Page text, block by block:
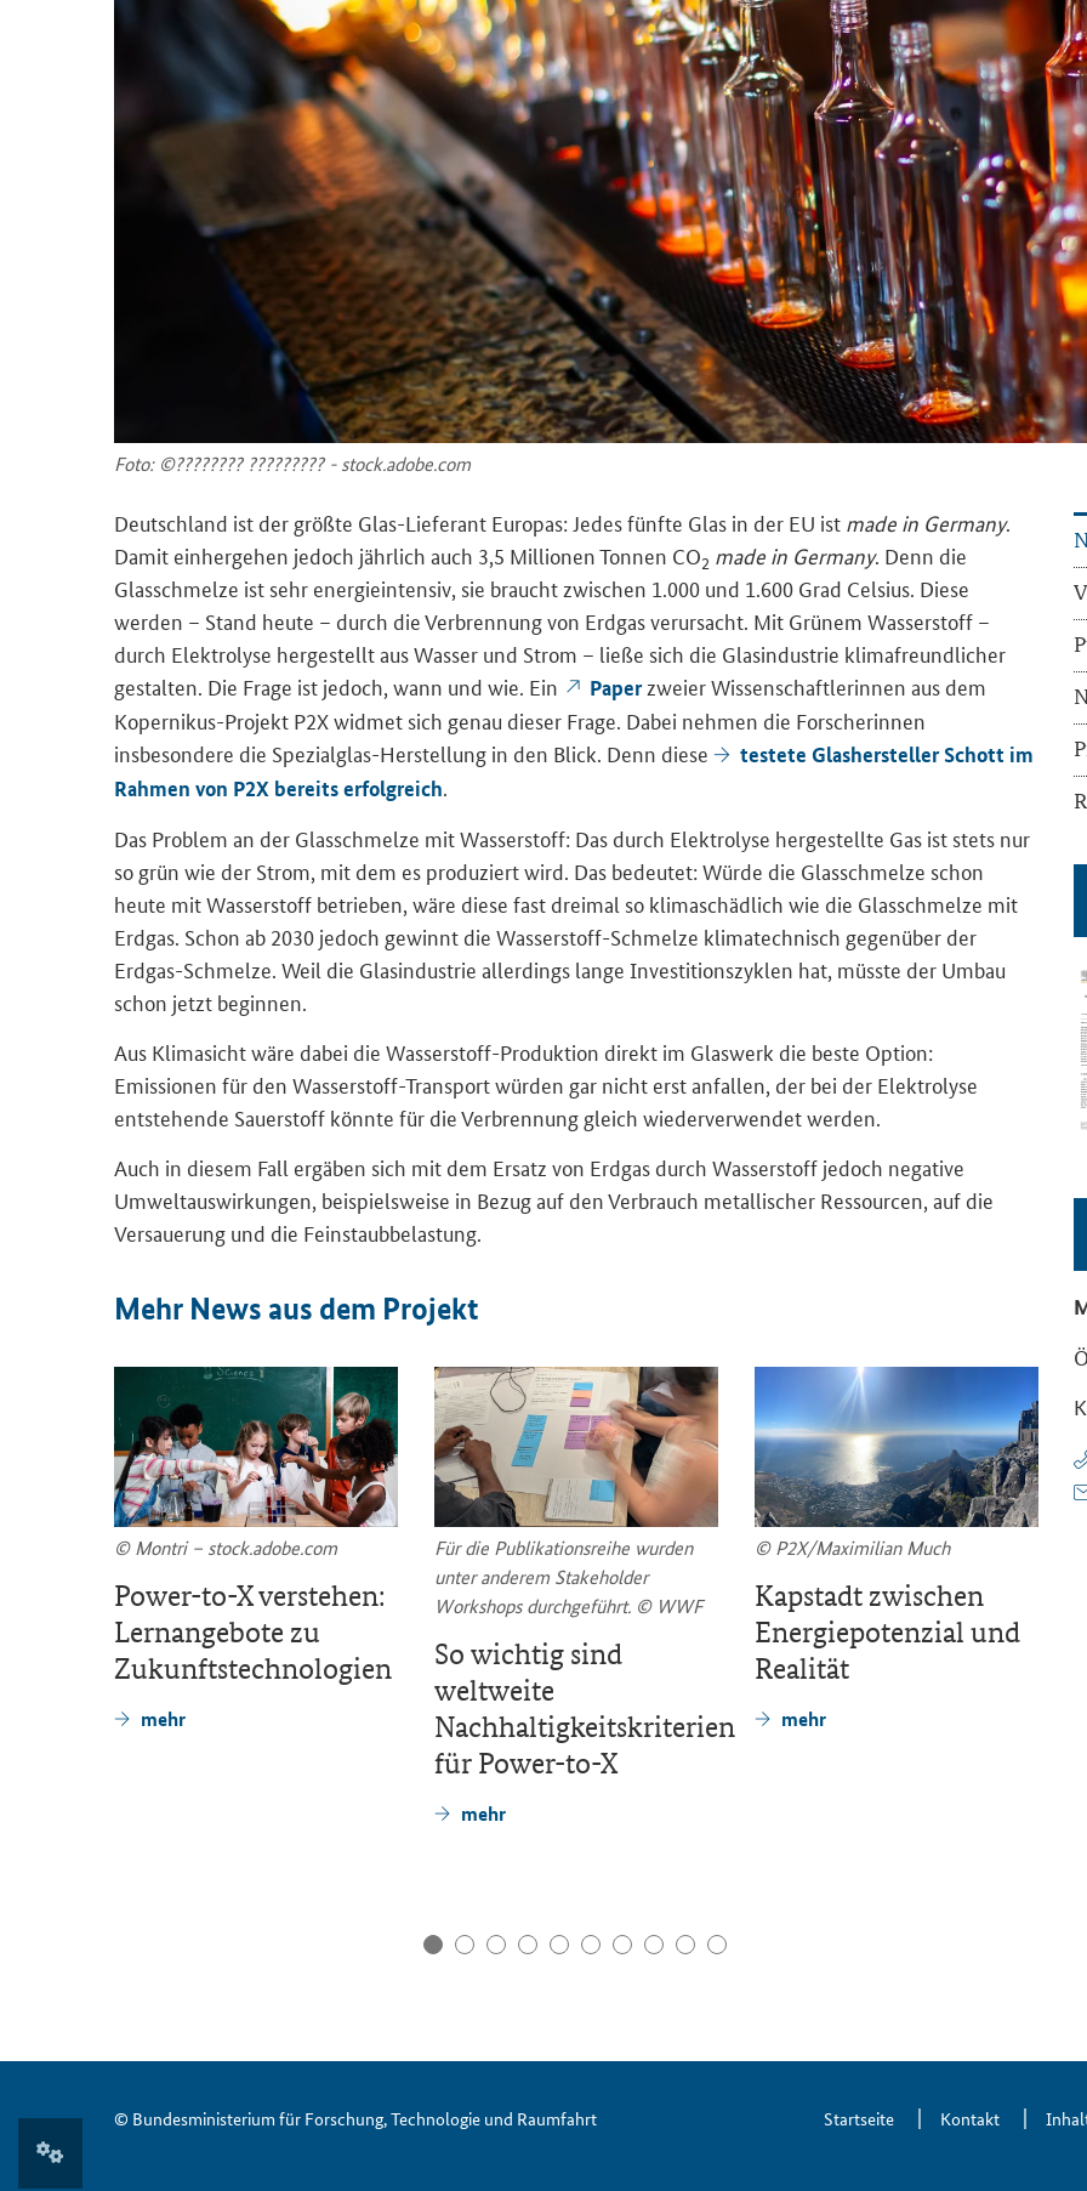
Foto: ©???????? ????????? - stock.adobe.com
Deutschland ist der größte Glas-Lieferant Europas: Jedes fünfte Glas in der EU ist made in Germany.
Damit einhergehen jedoch jährlich auch 3,5 Millionen Tonnen CO2 made in Germany. Denn die
Glasschmelze ist sehr energieintensiv, sie braucht zwischen 1.000 und 1.600 Grad Celsius. Diese
werden – Stand heute – durch die Verbrennung von Erdgas verursacht. Mit Grünem Wasserstoff –
durch Elektrolyse hergestellt aus Wasser und Strom – ließe sich die Glasindustrie klimafreundlicher
gestalten. Die Frage ist jedoch, wann und wie. Ein
Paperzweier Wissenschaftlerinnen aus dem
Kopernikus-Projekt P2X widmet sich genau dieser Frage. Dabei nehmen die Forscherinnen
insbesondere die Spezialglas-Herstellung in den Blick. Denn diese
testete Glashersteller Schott im
Rahmen von P2X bereits erfolgreich.
Das Problem an der Glasschmelze mit Wasserstoff: Das durch Elektrolyse hergestellte Gas ist stets nur
so grün wie der Strom, mit dem es produziert wird. Das bedeutet: Würde die Glasschmelze schon
heute mit Wasserstoff betrieben, wäre diese fast dreimal so klimaschädlich wie die Glasschmelze mit
Erdgas. Schon ab 2030 jedoch gewinnt die Wasserstoff-Schmelze klimatechnisch gegenüber der
Erdgas-Schmelze. Weil die Glasindustrie allerdings lange Investitionszyklen hat, müsste der Umbau
schon jetzt beginnen.
Aus Klimasicht wäre dabei die Wasserstoff-Produktion direkt im Glaswerk die beste Option:
Emissionen für den Wasserstoff-Transport würden gar nicht erst anfallen, der bei der Elektrolyse
entstehende Sauerstoff könnte für die Verbrennung gleich wiederverwendet werden.
Auch in diesem Fall ergäben sich mit dem Ersatz von Erdgas durch Wasserstoff jedoch negative
Umweltauswirkungen, beispielsweise in Bezug auf den Verbrauch metallischer Ressourcen, auf die
Versauerung und die Feinstaubbelastung.
Mehr News aus dem Projekt
© Montri – stock.adobe.com
Power-to-X verstehen:
Lernangebote zu
Zukunftstechnologien
mehr
Für die Publikationsreihe wurden
unter anderem Stakeholder
Workshops durchgeführt. © WWF
So wichtig sind
weltweite
Nachhaltigkeitskriterien
für Power-to-X
mehr
© P2X/Maximilian Much
Kapstadt zwischen
Energiepotenzial und
Realität
mehr
© Bundesministerium für ­Forschung, Technologie und Raumfahrt Startseite Kontakt